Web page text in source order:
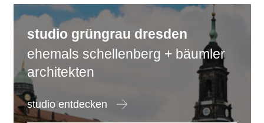
studio grüngrau dresden
ehemals schellenberg + bäumler
architekten
studio entdecken